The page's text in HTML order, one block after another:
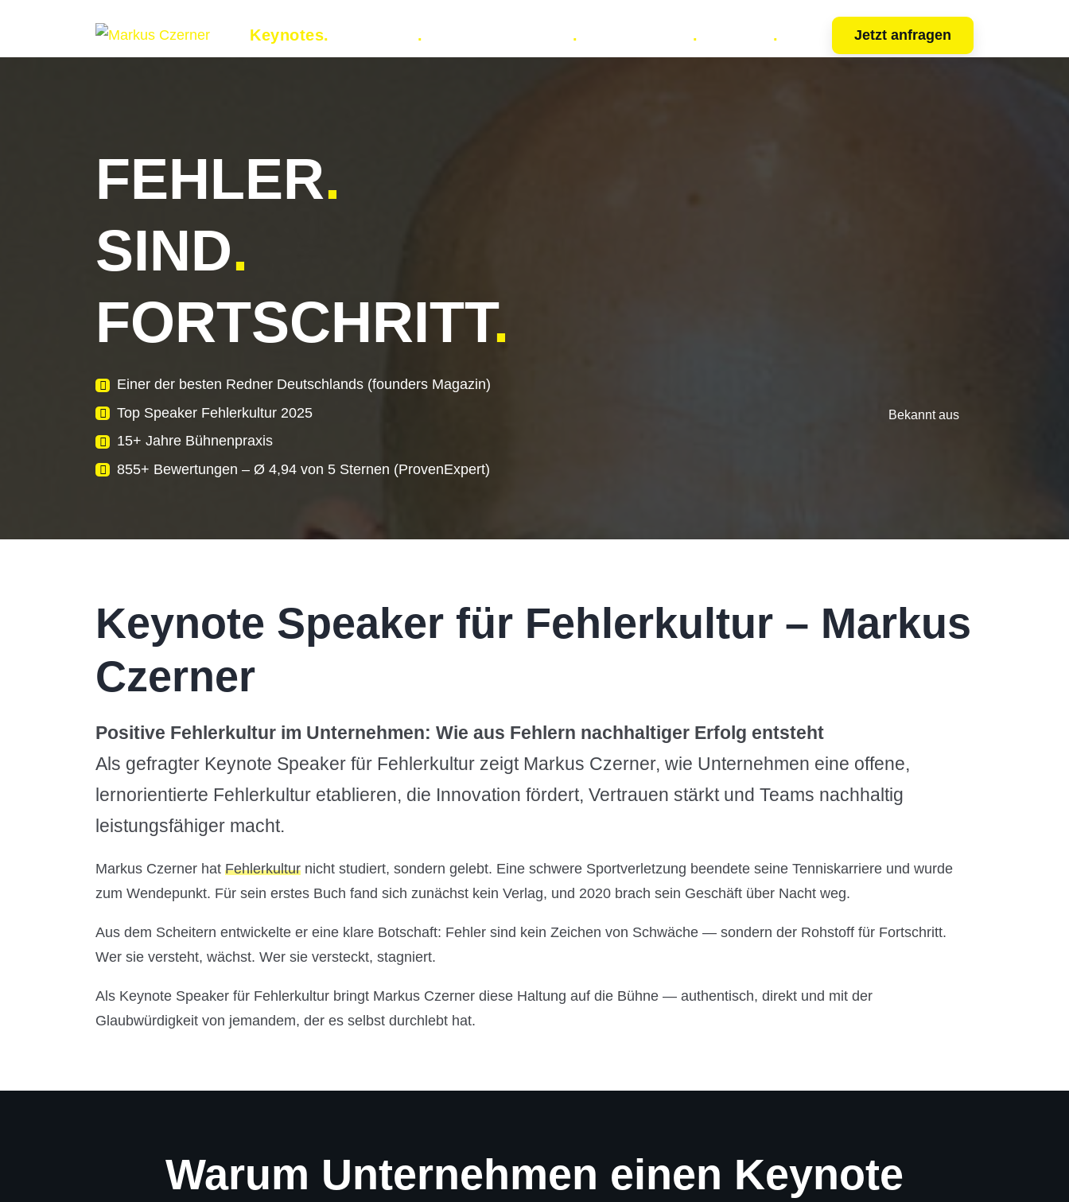
Jetzt anfragen
Keynotes. . . . .
FEHLER.
SIND.
FORTSCHRITT.
Einer der besten Redner Deutschlands (founders Magazin)
Top Speaker Fehlerkultur 2025
15+ Jahre Bühnenpraxis
855+ Bewertungen – Ø 4,94 von 5 Sternen (ProvenExpert)
Bekannt aus
Keynote Speaker für Fehlerkultur – Markus
Czerner
Positive Fehlerkultur im Unternehmen: Wie aus Fehlern nachhaltiger Erfolg entsteht
Als gefragter Keynote Speaker für Fehlerkultur zeigt Markus Czerner, wie Unternehmen eine offene,
lernorientierte Fehlerkultur etablieren, die Innovation fördert, Vertrauen stärkt und Teams nachhaltig
leistungsfähiger macht.
Markus Czerner hat Fehlerkultur nicht studiert, sondern gelebt. Eine schwere Sportverletzung beendete seine Tenniskarriere und wurde
zum Wendepunkt. Für sein erstes Buch fand sich zunächst kein Verlag, und 2020 brach sein Geschäft über Nacht weg.
Aus dem Scheitern entwickelte er eine klare Botschaft: Fehler sind kein Zeichen von Schwäche — sondern der Rohstoff für Fortschritt.
Wer sie versteht, wächst. Wer sie versteckt, stagniert.
Als Keynote Speaker für Fehlerkultur bringt Markus Czerner diese Haltung auf die Bühne — authentisch, direkt und mit der
Glaubwürdigkeit von jemandem, der es selbst durchlebt hat.
Warum Unternehmen einen Keynote